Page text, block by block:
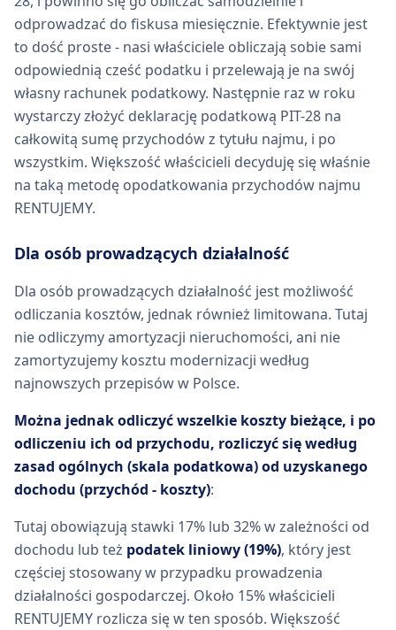
odprowadzać do fiskusa miesięcznie. Efektywnie jest
to dość proste - nasi właściciele obliczają sobie sami
odpowiednią cześć podatku i przelewają je na swój
własny rachunek podatkowy. Następnie raz w roku
wystarczy złożyć deklarację podatkową PIT-28 na
całkowitą sumę przychodów z tytułu najmu, i po
wszystkim. Większość właścicieli decyduję się właśnie
na taką metodę opodatkowania przychodów najmu
RENTUJEMY.
Dla osób prowadzących działalność
Dla osób prowadzących działalność jest możliwość
odliczania kosztów, jednak również limitowana. Tutaj
nie odliczymy amortyzacji nieruchomości, ani nie
zamortyzujemy kosztu modernizacji według
najnowszych przepisów w Polsce.
Można jednak odliczyć wszelkie koszty bieżące, i po
odliczeniu ich od przychodu, rozliczyć się według
zasad ogólnych (skala podatkowa) od uzyskanego
dochodu (przychód - koszty):
Tutaj obowiązują stawki 17% lub 32% w zależności od
dochodu lub też podatek liniowy (19%), który jest
częściej stosowany w przypadku prowadzenia
działalności gospodarczej. Około 15% właścicieli
RENTUJEMY rozlicza się w ten sposób. Większość